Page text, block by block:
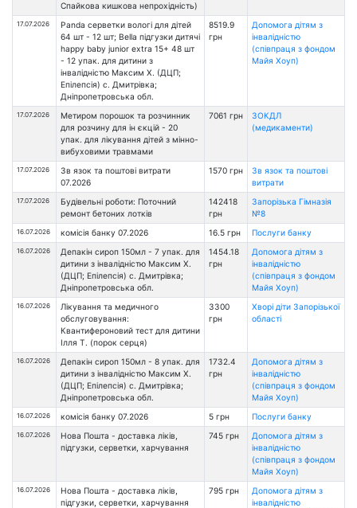
Спайкова кишкова непрохідність)
17.07.2026
Panda серветки вологі для дітей
64 шт - 12 шт; Bella підгузки дитячі
happy baby junior extra 15+ 48 шт
- 12 упак. для дитини з
інвалідністю Максим Х. (ДЦП;
Епілепсія) с. Дмитрівка;
Дніпропетровська обл.
8519.9
грн
Допомога дітям з
інвалідністю
(співпраця з фондом
Майя Хоуп)
17.07.2026
Метиром порошок та розчинник
для розчину для ін єкцій - 20
упак. для лікування дітей з мінно-
вибуховими травмами
7061 грн
ЗОКДЛ
(медикаменти)
17.07.2026
Зв язок та поштові витрати
07.2026
1570 грн
Зв язок та поштові
витрати
17.07.2026
Будівельні роботи: Поточний
ремонт бетоних лотків
142418
грн
Запорізька Гімназія
№8
16.07.2026 комісія банку 07.2026 16.5 грн Послуги банку
16.07.2026
Депакін сироп 150мл - 7 упак. для
дитини з інвалідністю Максим Х.
(ДЦП; Епілепсія) с. Дмитрівка;
Дніпропетровська обл.
1454.18
грн
Допомога дітям з
інвалідністю
(співпраця з фондом
Майя Хоуп)
16.07.2026
Лікування та медичного
обслуговування:
Квантифероновий тест для дитини
Ілля Т. (порок серця)
3300
грн
Хворі діти Запорізької
області
16.07.2026
Депакін сироп 150мл - 8 упак. для
дитини з інвалідністю Максим Х.
(ДЦП; Епілепсія) с. Дмитрівка;
Дніпропетровська обл.
1732.4
грн
Допомога дітям з
інвалідністю
(співпраця з фондом
Майя Хоуп)
16.07.2026 комісія банку 07.2026 5 грн Послуги банку
16.07.2026
Нова Пошта - доставка ліків,
підгузки, серветки, харчування
745 грн
Допомога дітям з
інвалідністю
(співпраця з фондом
Майя Хоуп)
16.07.2026
Нова Пошта - доставка ліків,
підгузки, серветки, харчування
795 грн
Допомога дітям з
інвалідністю